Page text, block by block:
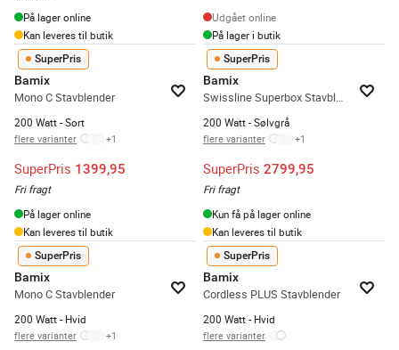
På lager online
Kan leveres til butik
Udgået online
På lager i butik
SuperPris
Bamix
Mono C Stavblender
200 Watt - Sort
flere varianter +1
SuperPris 1399,95
Fri fragt
På lager online
Kan leveres til butik
SuperPris
Bamix
Swissline Superbox Stavblender
200 Watt - Sølvgrå
flere varianter +1
SuperPris 2799,95
Fri fragt
Kun få på lager online
Kan leveres til butik
SuperPris
Bamix
Mono C Stavblender
200 Watt - Hvid
flere varianter +1
SuperPris
Bamix
Cordless PLUS Stavblender
200 Watt - Hvid
flere varianter